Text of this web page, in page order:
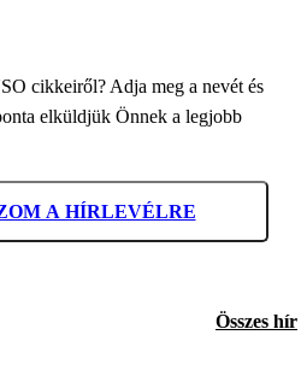
cikkeiről? Adja meg a nevét és
elküldjük Önnek a legjobb
A HÍRLEVÉLRE
Összes hír